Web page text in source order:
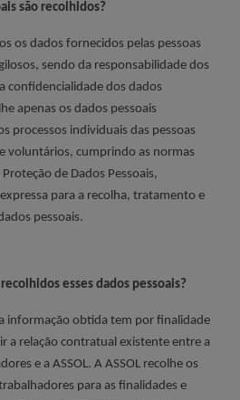
são recolhidos?
os dados fornecidos pelas pessoas
sendo da responsabilidade dos
confidencialidade dos dados
apenas os dados pessoais
processos individuais das pessoas
voluntários, cumprindo as normas
de Dados Pessoais,
para a recolha, tratamento e
pessoais.
esses dados pessoais?
informação obtida tem por finalidade
a relação contratual existente entre a
e a ASSOL. A ASSOL recolhe os
para as finalidades e